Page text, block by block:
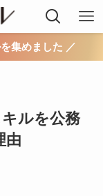
集めました ／
ルを公務
由